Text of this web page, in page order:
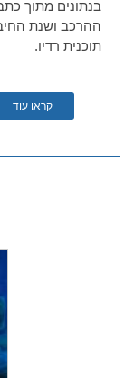
בנתונים מתוך
ההרכב ושנת
תוכנית רדיו.
קראו עוד